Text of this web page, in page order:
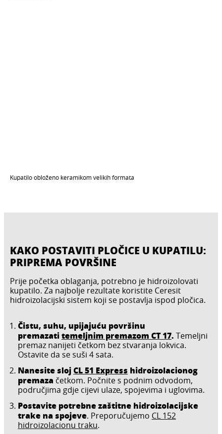
Kupatilo obloženo keramikom velikih formata
KAKO POSTAVITI PLOČICE U KUPATILU:
PRIPREMA POVRŠINE
Prije početka oblaganja, potrebno je hidroizolovati
kupatilo. Za najbolje rezultate koristite Ceresit
hidroizolacijski sistem koji se postavlja ispod pločica.
Čistu, suhu, upijajuću površinu
premazatitemeljnim premazom CT 17. Temeljni
premaz nanijeti četkom bez stvaranja lokvica.
Ostavite da se suši 4 sata.
Nanesite slojCL 51 Express hidroizolacionog
premaza četkom. Počnite s podnim odvodom,
područjima gdje cijevi ulaze, spojevima i uglovima.
Postavite potrebne zaštitne hidroizolacijske
trake na spojeve. Preporučujemo CL 152
hidroizolacionu traku.